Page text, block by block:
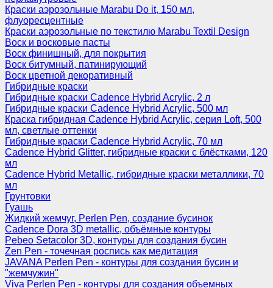
Краски аэрозольные Marabu Do it, 150 мл,
флуоресцентные
Краски аэрозольные по текстилю Marabu Textil Design
Воск и восковые пасты
Воск финишный, для покрытия
Воск битумный, патинирующий
Воск цветной декоративный
Гибридные краски
Гибридные краски Cadence Hybrid Acrylic, 2 л
Гибридные краски Cadence Hybrid Acrylic, 500 мл
Краска гибридная Cadence Hybrid Acrylic, серия Loft, 500
мл, светлые оттенки
Гибридные краски Cadence Hybrid Acrylic, 70 мл
Cadence Hybrid Glitter, гибридные краски с блёстками, 120
мл
Cadence Hybrid Metallic, гибридные краски металлики, 70
мл
Грунтовки
Гуашь
Жидкий жемчуг, Perlen Pen, создание бусинок
Cadence Dora 3D metallic, объёмные контуры
Pebeo Setacolor 3D, контуры для создания бусин
Zen Pen - точечная роспись как медитация
JAVANA Perlen Pen - контуры для создания бусин и
"жемчужин"
Viva Perlen Pen - контуры для создания объемных